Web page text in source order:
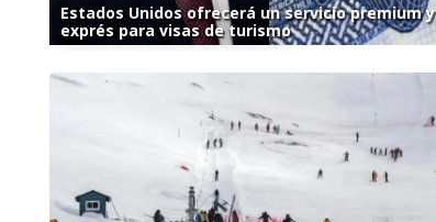
Estados Unidos ofrecerá un servicio premium y
exprés para visas de turismo